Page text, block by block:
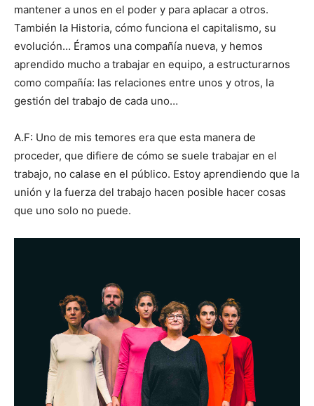
mantener a unos en el poder y para aplacar a otros.
También la Historia, cómo funciona el capitalismo, su
evolución… Éramos una compañía nueva, y hemos
aprendido mucho a trabajar en equipo, a estructurarnos
como compañía: las relaciones entre unos y otros, la
gestión del trabajo de cada uno…
A.F: Uno de mis temores era que esta manera de
proceder, que difiere de cómo se suele trabajar en el
trabajo, no calase en el público. Estoy aprendiendo que la
unión y la fuerza del trabajo hacen posible hacer cosas
que uno solo no puede.